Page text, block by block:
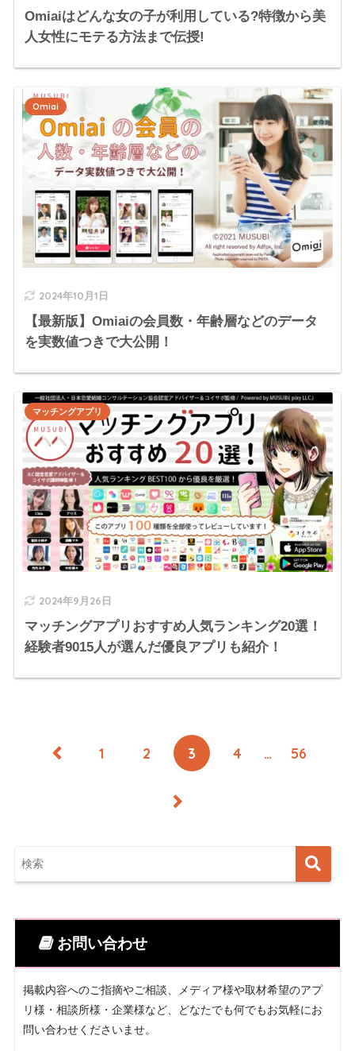
Omiaiはどんな女の子が利用している?特徴から美
人女性にモテる方法まで伝授!
2024年10月1日
【最新版】Omiaiの会員数・年齢層などのデータ
を実数値つきで大公開！
Omiai
2024年9月26日
マッチングアプリおすすめ人気ランキング20選！
経験者9015人が選んだ優良アプリも紹介！
マッチングアプリ
1 2 3 4 … 56
お問い合わせ
掲載内容へのご指摘やご相談、メディア様や取材希望のアプ
リ様・相談所様・企業様など、どなたでも何でもお気軽にお
問い合わせくださいませ。